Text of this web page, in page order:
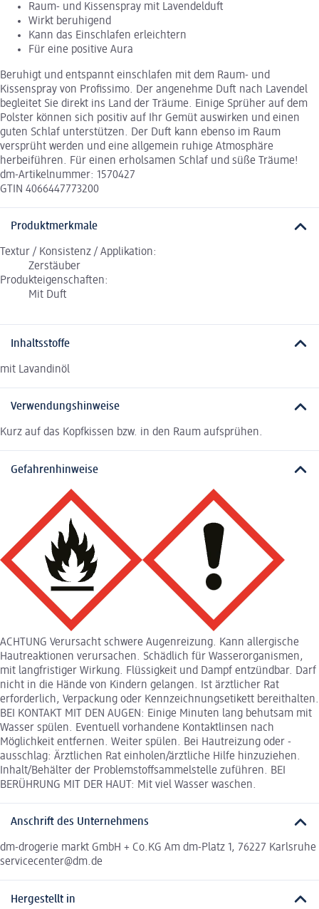
Raum- und Kissenspray mit Lavendelduft
Wirkt beruhigend
Kann das Einschlafen erleichtern
Für eine positive Aura
Beruhigt und entspannt einschlafen mit dem Raum- und
Kissenspray von Profissimo. Der angenehme Duft nach Lavendel
begleitet Sie direkt ins Land der Träume. Einige Sprüher auf dem
Polster können sich positiv auf Ihr Gemüt auswirken und einen
guten Schlaf unterstützen. Der Duft kann ebenso im Raum
versprüht werden und eine allgemein ruhige Atmosphäre
herbeiführen. Für einen erholsamen Schlaf und süße Träume!
dm-Artikelnummer: 1570427
GTIN 4066447773200
Produktmerkmale
Textur / Konsistenz / Applikation:
Zerstäuber
Produkteigenschaften:
Mit Duft
Inhaltsstoffe
mit Lavandinöl
Verwendungshinweise
Kurz auf das Kopfkissen bzw. in den Raum aufsprühen.
Gefahrenhinweise
ACHTUNG Verursacht schwere Augenreizung. Kann allergische
Hautreaktionen verursachen. Schädlich für Wasserorganismen,
mit langfristiger Wirkung. Flüssigkeit und Dampf entzündbar. Darf
nicht in die Hände von Kindern gelangen. Ist ärztlicher Rat
erforderlich, Verpackung oder Kennzeichnungsetikett bereithalten.
BEI KONTAKT MIT DEN AUGEN: Einige Minuten lang behutsam mit
Wasser spülen. Eventuell vorhandene Kontaktlinsen nach
Möglichkeit entfernen. Weiter spülen. Bei Hautreizung oder -
ausschlag: Ärztlichen Rat einholen/ärztliche Hilfe hinzuziehen.
Inhalt/Behälter der Problemstoffsammelstelle zuführen. BEI
BERÜHRUNG MIT DER HAUT: Mit viel Wasser waschen.
Anschrift des Unternehmens
dm-drogerie markt GmbH + Co.KG Am dm-Platz 1, 76227 Karlsruhe
servicecenter@dm.de
Hergestellt in